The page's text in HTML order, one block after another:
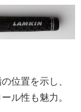
位置を示し、
ル性も魅力。